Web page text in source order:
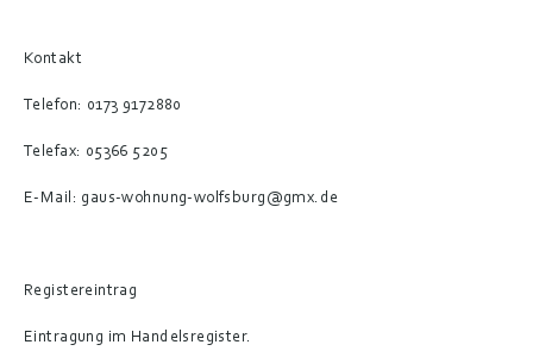
Kontakt
Telefon: 0173 9172880
Telefax: 05366 5205
E-Mail: gaus-wohnung-wolfsburg@gmx.de
Registereintrag
Eintragung im Handelsregister.